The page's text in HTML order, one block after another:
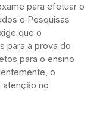
para efetuar o
e Pesquisas
que o
para a prova do
para o ensino
o
no